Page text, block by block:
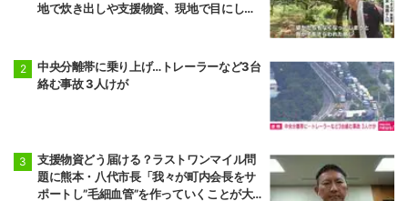
地で炊き出しや支援物資、現地で目にし
中央分離帯に乗り上げ…トレーラーなど3台
絡む事故 3人けが
支援物資どう届ける？ラストワンマイル問
題に熊本・八代市長「我々が町内会長をサ
ポートし”毛細血管”を作っていくことが大